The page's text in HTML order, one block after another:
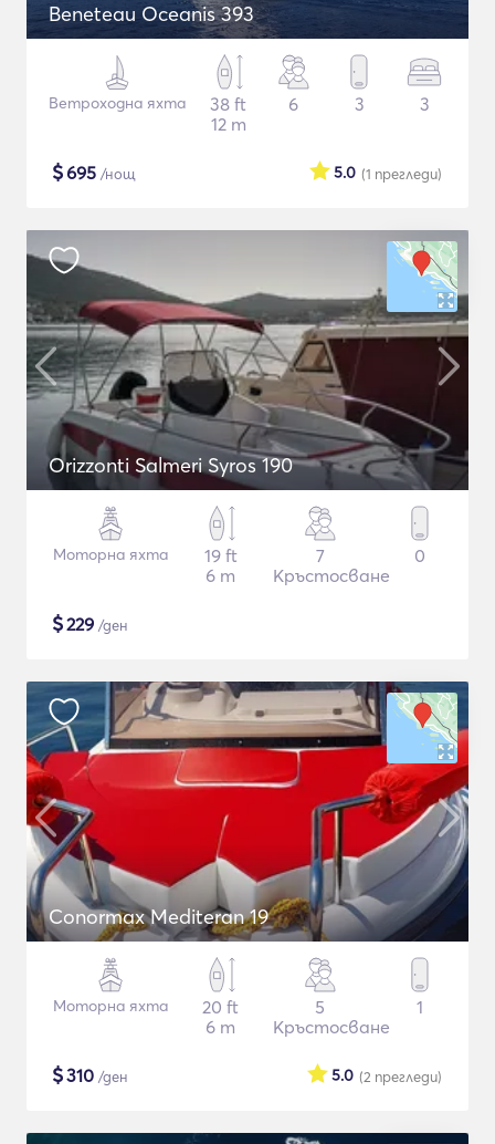
Beneteau Oceanis 393
Ветроходна яхта
38 ft
12 m
6 3 3
$695 /нощ (1 прегледи)
5.0
Orizzonti Salmeri Syros 190
Моторна яхта
19 ft
6 m
7
Кръстосване
0
$229 /ден
Conormax Mediteran 19
Моторна яхта
20 ft
6 m
5
Кръстосване
1
$310 /ден (2 прегледи)
5.0